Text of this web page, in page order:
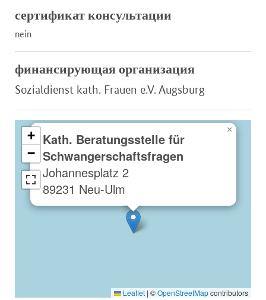
сертификат консультации
nein
финансирующая организация
Sozialdienst kath. Frauen e.V. Augsburg
Kath. Beratungsstelle für
Schwangerschaftsfragen
Johannesplatz 2
89231 Neu-Ulm
×
+
−
Leaflet | ©OpenStreetMapcontributors